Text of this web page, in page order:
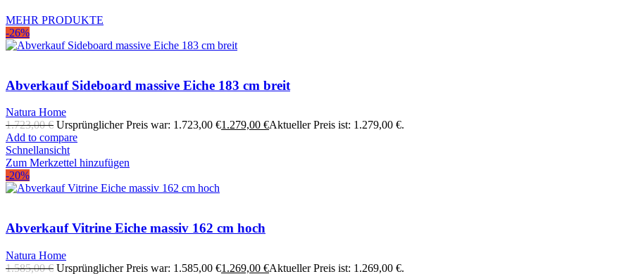
MEHR PRODUKTE
-26%
Abverkauf Sideboard massive Eiche 183 cm breit
Natura Home
1.723,00€ Ursprünglicher Preis war: 1.723,00 €1.279,00 €Aktueller Preis ist: 1.279,00 €.
Add to compare
Schnellansicht
Zum Merkzettel hinzufügen
-20%
Abverkauf Vitrine Eiche massiv 162 cm hoch
Natura Home
1.585,00€ Ursprünglicher Preis war: 1.585,00 €1.269,00 €Aktueller Preis ist: 1.269,00 €.